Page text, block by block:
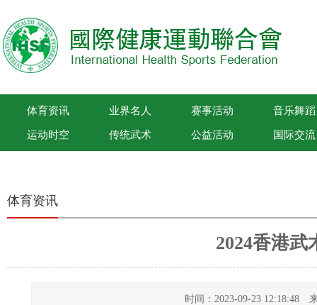
体育资讯 业界名人 赛事活动 音乐舞蹈
运动时空 传统武术 公益活动 国际交流
体育资讯
2024香港武
时间：2023-09-23 12:18:48